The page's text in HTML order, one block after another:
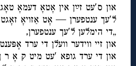
און ס′עט זײַן אין אָטאָ דעמאָ
ל′עך ענטפערן — אָט אַזויאָ
„די הימלען ל′עך ענטפערן,
און זיי ווידער וועלן די ערד
און די ערד גופא ′עט מיט ק אָ ר